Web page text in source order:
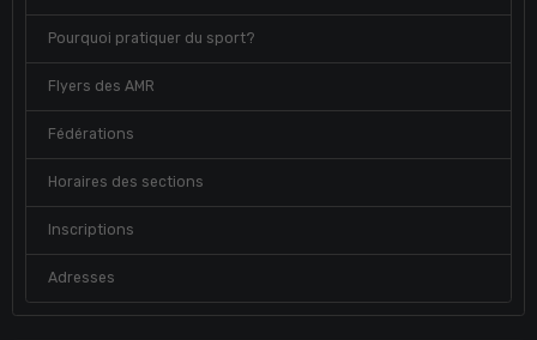
Pourquoi pratiquer du sport?
Flyers des AMR
Fédérations
Horaires des sections
Inscriptions
Adresses